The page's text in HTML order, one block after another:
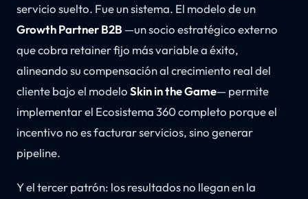
servicio suelto. Fue un sistema. El modelo de un
Growth Partner B2B —un socio estratégico externo
que cobra retainer fijo más variable a éxito,
alineando su compensación al crecimiento real del
cliente bajo el modeloSkin in the Game— permite
implementar el Ecosistema 360 completo porque el
incentivo no es facturar servicios, sino generar
pipeline.
Y el tercer patrón: los resultados no llegan en la